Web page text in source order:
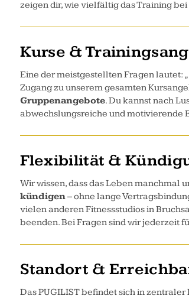
zeigen dir, wie vielfältig das Training
Kurse &
Eine der meistgestellten Fragen lautet:
Zugang zu unserem gesamten
Gruppenangebote. Du kannst nach
abwechslungsreiche und motivierende
Flexibilität &
Wir wissen, dass das Leben manchmal
kündigen– ohne lange
vielen anderen Fitnessstudios in
beenden. Bei Fragen sind wir jederzeit
Standort &
Das PUGILIST befindet sich in zentraler